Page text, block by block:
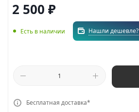
2 500 ₽
Есть в наличии Нашли дешевле?
Бесплатная доставка*